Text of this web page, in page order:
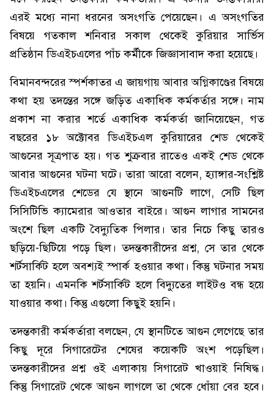
এরই মধ্যে নানা ধরনের অসংগতি পেয়েছেন। এ অসংগতির
বিষয়ে গতকাল শনিবার সকাল থেকেই কুরিয়ার সার্ভিস
প্রতিষ্ঠান ডিএইচএলের পাঁচ কর্মীকে জিজ্ঞাসাবাদ করা হয়েছে।
বিমানবন্দরের স্পর্শকাতর এ জায়গায় আবার অগ্নিকাণ্ডের বিষয়ে
কথা হয় তদন্তের সঙ্গে জড়িত একাধিক কর্মকর্তার সঙ্গে। নাম
প্রকাশ না করার শর্তে একাধিক কর্মকর্তা জানিয়েছেন, গত
বছরের ১৮ অক্টোবর ডিএইচএল কুরিয়ারের শেড থেকেই
আগুনের সূত্রপাত হয়। গত শুক্রবার রাতেও একই শেড থেকে
আবার আগুনের ঘটনা ঘটে। তারা আরো বলেন, হ্যাঙ্গার-সংশ্লিষ্ট
ডিএইচএলের শেডের যে স্থানে আগুনটি লাগে, সেটি ছিল
সিসিটিভি ক্যামেরার আওতার বাইরে। আগুন লাগার সামনের
অংশে ছিল একটি বৈদ্যুতিক পিলার। তার নিচে কিছু তারও
ছড়িয়ে-ছিটিয়ে পড়ে ছিল। তদন্তকারীদের প্রশ্ন, সে তার থেকে
শর্টসার্কিট হলে অবশ্যই স্পার্ক হওয়ার কথা। কিন্তু ঘটনার সময়
তা হয়নি। এমনকি শর্টসার্কিট হলে বিদ্যুতের লাইটও বন্ধ হয়ে
যাওয়ার কথা। কিন্তু এগুলো কিছুই হয়নি।
তদন্তকারী কর্মকর্তারা বলছেন, যে স্থানটিতে আগুন লেগেছে তার
কিছু দূরে সিগারেটের শেষের কয়েকটি অংশ পড়েছিল।
তদন্তকারীদের প্রশ্ন ওই এলাকায় সিগারেট খাওয়াই নিষিদ্ধ।
কিন্তু সিগারেট থেকে আগুন লাগলে তা থেকে ধোঁয়া বের হবে।